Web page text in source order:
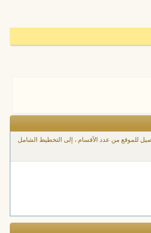
للموقع من عدد الأقسام ، إلى التخطيط الشامل